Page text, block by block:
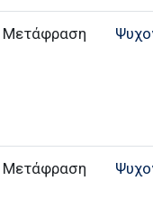
Μετάφραση
Μετάφραση